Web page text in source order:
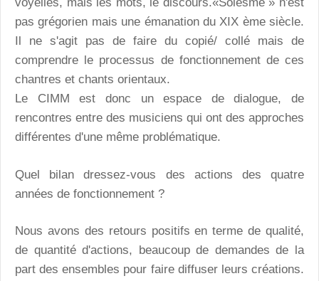
pas grégorien mais une émanation du XIX ème siècle.
Il ne s'agit pas de faire du copié/ collé mais de
comprendre le processus de fonctionnement de ces
chantres et chants orientaux.
Le CIMM est donc un espace de dialogue, de
rencontres entre des musiciens qui ont des approches
différentes d'une même problématique.
Quel bilan dressez-vous des actions des quatre
années de fonctionnement ?
Nous avons des retours positifs en terme de qualité,
de quantité d'actions, beaucoup de demandes de la
part des ensembles pour faire diffuser leurs créations.